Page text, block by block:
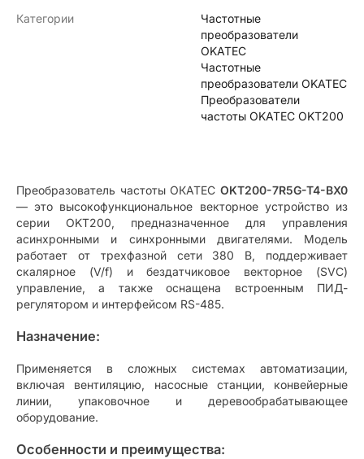
Категории
Частотные
преобразователи
OKATEC
Частотные
преобразователи OKATEC
Преобразователи
частоты OKATEC OKT200
Преобразователь частоты ОКАТЕС OKT200-7R5G-T4-BX0
— это высокофункциональное векторное устройство из
серии OKT200, предназначенное для управления
асинхронными и синхронными двигателями. Модель
работает от трехфазной сети 380 В, поддерживает
скалярное (V/f) и бездатчиковое векторное (SVC)
управление, а также оснащена встроенным ПИД-
регулятором и интерфейсом RS-485.
Назначение:
Применяется в сложных системах автоматизации,
включая вентиляцию, насосные станции, конвейерные
линии, упаковочное и деревообрабатывающее
оборудование.
Особенности и преимущества: